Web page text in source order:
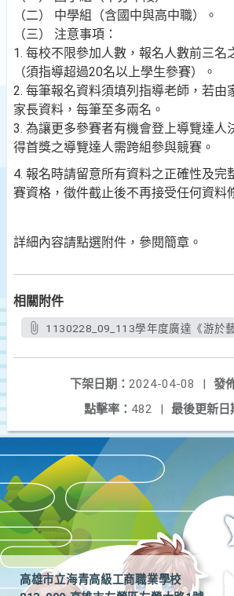
（二） 中學組（含國中與高中職）。
（三） 注意事項：
1. 每校不限參加人數，報名人數前三名
（須指導超過20名以上學生參賽）。
2. 每筆報名資料須填列指導老師，若由
家長資料，每筆至多兩名。
3. 為讓更多參賽者有機會登上導覽達人
得首獎之導覽達人需跨組參與競賽。
4. 報名時請留意所有資料之正確性及完
賽資格，徵件截止後不再接受任何資料
詳細內容請點選附件，參閱簡章。
相關附件
1130228_09_113學年度廣達《游於
發
下架日期： 2024-04-08
|
最後更新日
點擊率： 482 |
高雄市立海青高級工商職業學校